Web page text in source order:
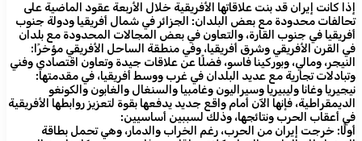
إذا كانت إيران قد بنت علاقاتها الأفريقية خلال الأربعة عقود الماضية على
تحالفات محدودة مع بعض البلدان: الجزائر في شمال أفريقيا ودولة جنوب
أفريقيا في جنوب القارة، والتعاون في بعض المجالات المحدودة مع بلدان
في القرن الأفريقي وشرق أفريقيا، وفي منطقة الساحل الأفريقي مؤخرًا:
النيجر، ومالي، وبوركينا فاسو، فضلًا عن علاقات جيدة وتعاون اقتصادي وفني
وتبادلات تجارية مع عديد البلدان في غرب ووسط أفريقيا، في مقدمتها:
نيجيريا وغانا وليبيريا وسيراليون وغامبيا والسنغال والغابون والكونغو
الديمقراطية، فإنها الآن أمام واقع جديد يدفعها بقوة لتعزيز روابطها الأفريقية
في أعقاب الحرب ونتائجها، وذلك لسببين أساسيين:
أولًا: خرجت إيران من الحرب، رغم الخراب والدمار، وهي تحمل بطاقة